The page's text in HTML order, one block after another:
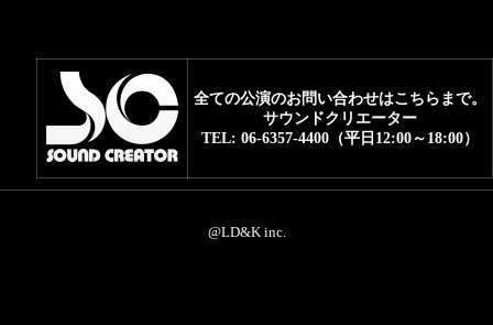
全ての公演のお問い合わせはこちらまで。
サウンドクリエーター
TEL: 06-6357-4400（平日12:00～18:00）
@LD&K inc.